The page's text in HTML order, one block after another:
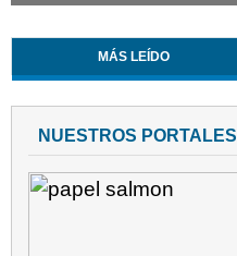
MÁS LEÍDO
NUESTROS PORTALES